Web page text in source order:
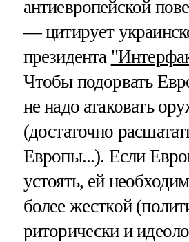
антиевропейской
— цитирует
президента
Чтобы подорвать
не надо атаковать
(достаточно
Европы...). Если
устоять, ей
более жесткой
риторически и